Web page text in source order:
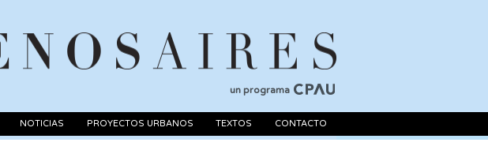
un programa
NOTICIAS PROYECTOS URBANOS TEXTOS CONTACTO